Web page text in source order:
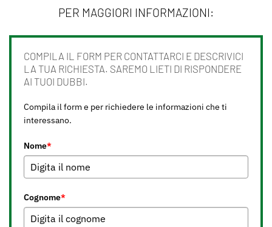
PER MAGGIORI INFORMAZIONI:
COMPILA IL FORM PER CONTATTARCI E DESCRIVICI
LA TUA RICHIESTA. SAREMO LIETI DI RISPONDERE
AI TUOI DUBBI.
Compila il form e per richiedere le informazioni che ti
interessano.
Nome*
Cognome*